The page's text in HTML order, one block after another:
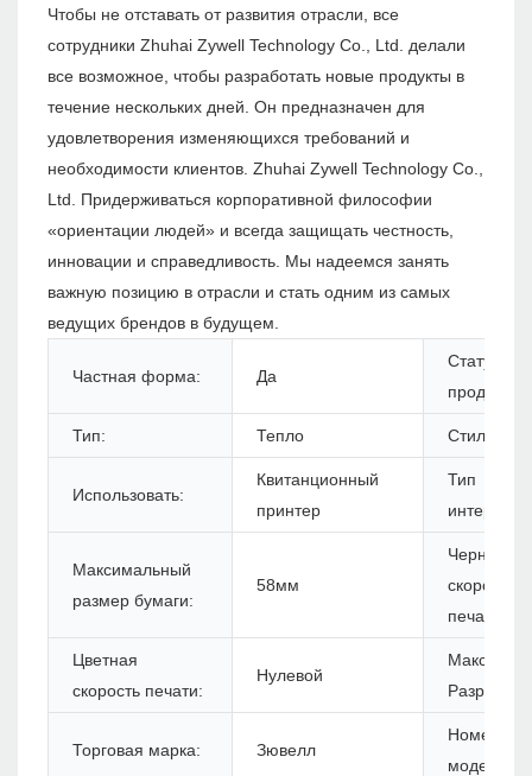
Чтобы не отставать от развития отрасли, все
сотрудники Zhuhai Zywell Technology Co., Ltd. делали
все возможное, чтобы разработать новые продукты в
течение нескольких дней. Он предназначен для
удовлетворения изменяющихся требований и
необходимости клиентов. Zhuhai Zywell Technology Co.,
Ltd. Придерживаться корпоративной философии
«ориентации людей» и всегда защищать честность,
инновации и справедливость. Мы надеемся занять
важную позицию в отрасли и стать одним из самых
ведущих брендов в будущем.
Частная форма: Да
Статус
продуктов:
Тип: Тепло Стиль:
Использовать:
Квитанционный
принтер
Тип
Максимальный
размер бумаги:
58мм
Черная
скорость
печати:
Цветная
скорость печати:
Нулевой
Максимум
Торговая марка: Зювелл
Номер
модели: